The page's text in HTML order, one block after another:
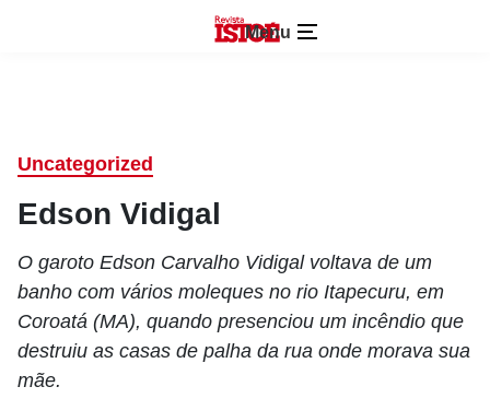
Menu
Uncategorized
Edson Vidigal
O garoto Edson Carvalho Vidigal voltava de um
banho com vários moleques no rio Itapecuru, em
Coroatá (MA), quando presenciou um incêndio que
destruiu as casas de palha da rua onde morava sua
mãe.